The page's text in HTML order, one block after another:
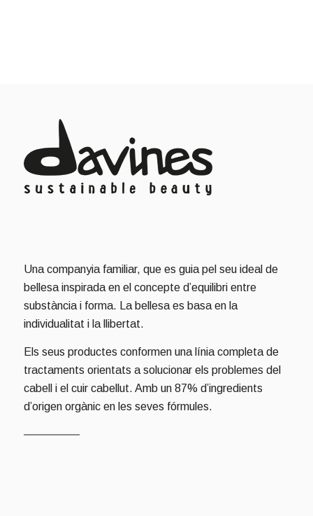
Una companyia familiar, que es guia pel seu ideal de
bellesa inspirada en el concepte d’equilibri entre
substància i forma. La bellesa es basa en la
individualitat i la llibertat.
Els seus productes conformen una línia completa de
tractaments orientats a solucionar els problemes del
cabell i el cuir cabellut. Amb un 87% d’ingredients
d’origen orgànic en les seves fórmules.